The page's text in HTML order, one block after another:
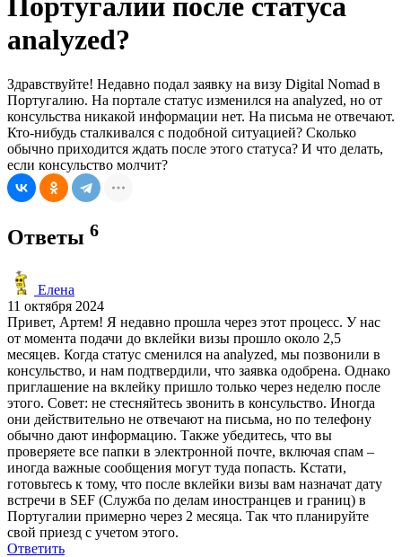
Португалии после статуса
analyzed?
Здравствуйте! Недавно подал заявку на визу Digital Nomad в
Португалию. На портале статус изменился на analyzed, но от
консульства никакой информации нет. На письма не отвечают.
Кто-нибудь сталкивался с подобной ситуацией? Сколько
обычно приходится ждать после этого статуса? И что делать,
если консульство молчит?
Ответы 6
Елена
11 октября 2024
Привет, Артем! Я недавно прошла через этот процесс. У нас
от момента подачи до вклейки визы прошло около 2,5
месяцев. Когда статус сменился на analyzed, мы позвонили в
консульство, и нам подтвердили, что заявка одобрена. Однако
приглашение на вклейку пришло только через неделю после
этого. Совет: не стесняйтесь звонить в консульство. Иногда
они действительно не отвечают на письма, но по телефону
обычно дают информацию. Также убедитесь, что вы
проверяете все папки в электронной почте, включая спам –
иногда важные сообщения могут туда попасть. Кстати,
готовьтесь к тому, что после вклейки визы вам назначат дату
встречи в SEF (Служба по делам иностранцев и границ) в
Португалии примерно через 2 месяца. Так что планируйте
свой приезд с учетом этого.
Ответить